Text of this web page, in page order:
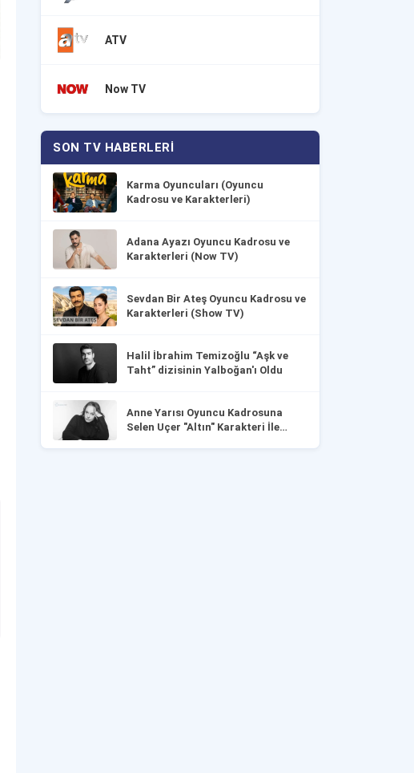
ATV
Now TV
SON TV HABERLERI
Karma Oyuncuları (Oyuncu
Kadrosu ve Karakterleri)
Adana Ayazı Oyuncu Kadrosu ve
Karakterleri (Now TV)
Sevdan Bir Ateş Oyuncu Kadrosu ve
Karakterleri (Show TV)
Halil İbrahim Temizoğlu “Aşk ve
Taht” dizisinin Yalboğan'ı Oldu
Anne Yarısı Oyuncu Kadrosuna
Selen Uçer "Altın" Karakteri İle